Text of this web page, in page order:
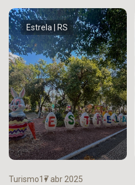
Estrela | RS
Turismo17 abr 2025